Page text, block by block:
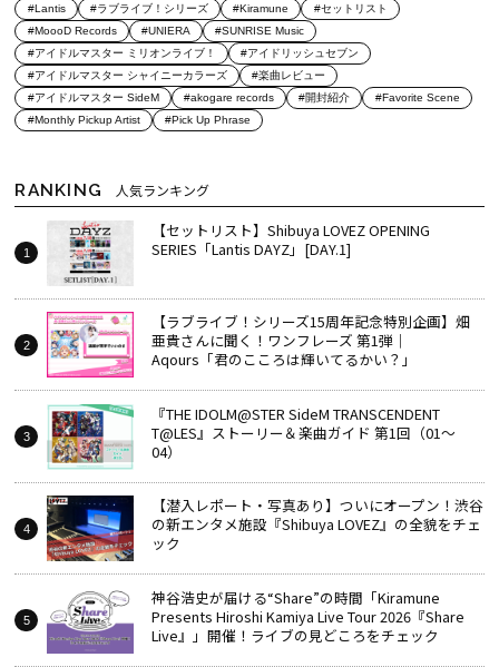
#Lantis #ラブライブ！シリーズ #Kiramune
#セットリスト
#MoooD Records
#UNIERA
#SUNRISE Music
#アイドルマスター ミリオンライブ！
#アイドリッシュセブン
#アイドルマスター シャイニーカラーズ
#楽曲レビュー
#アイドルマスター SideM
#akogare records #開封紹介
#Favorite Scene
#Monthly Pickup Artist
#Pick Up Phrase
RANKING 人気ランキング
【セットリスト】Shibuya LOVEZ OPENING
SERIES「Lantis DAYZ」[DAY.1]
【ラブライブ！シリーズ15周年記念特別企画】畑
亜貴さんに聞く！ワンフレーズ 第1弾｜
Aqours「君のこころは輝いてるかい？」
『THE IDOLM@STER SideM TRANSCENDENT
T@LES』ストーリー＆楽曲ガイド 第1回（01～
04）
【潜入レポート・写真あり】ついにオープン！渋谷
の新エンタメ施設『Shibuya LOVEZ』の全貌をチェ
ック
神谷浩史が届ける“Share”の時間――「Kiramune
Presents Hiroshi Kamiya Live Tour 2026『Share
Live』」開催！ライブの見どころをチェック